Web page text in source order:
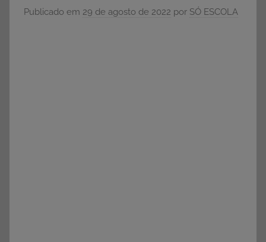
Vestibular,
Publicado em 29 de agosto de 2022 por SÓ ESCOLA